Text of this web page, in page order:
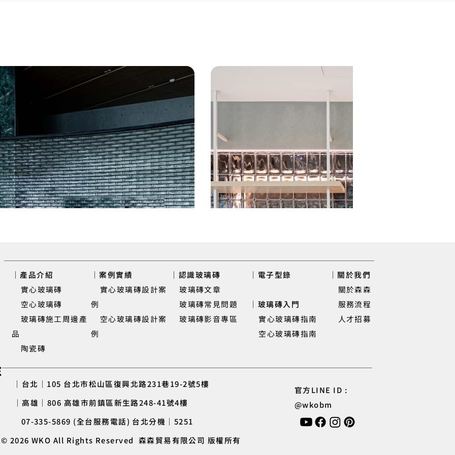
新竹2F餐廳 | 實心玻璃磚雙面機能牆設計案例
｜產品介紹
實心玻璃磚
​ 空心玻璃磚
玻璃磚施工周邊產
品
陶瓷磚
｜案例實績
實心玻璃磚設計案
例
空心玻璃磚設計案
例
｜認識玻璃磚
玻璃磚文章
玻璃磚常見問題
玻璃磚影音專區
｜電子型錄
｜玻璃磚入門
實心玻璃磚指南
空心玻璃磚指南
｜關於我們
關於森森
服務流程
人才招募
｜台北｜105 台北市松山區復興北路231巷19-2號5樓
｜高雄｜806 高雄市前鎮區新生路248-41號4樓
07-335-5869 (全台服務電話) 台北分機｜5251
© 2026 WKO All Rights Reserved 森森貿易有限公司 版權所有
官方LINE ID :
@wkobm